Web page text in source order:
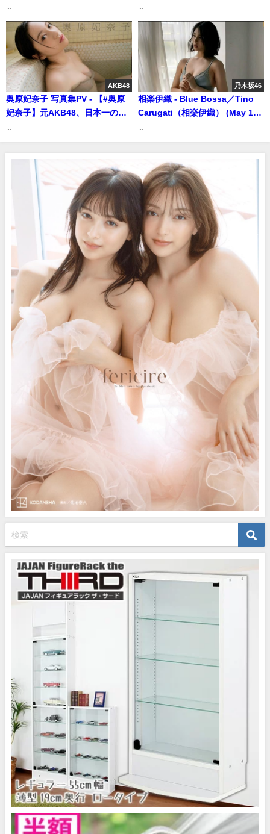
ーブさんより
ストップウォッチ10秒ピッタリ
で止められるか!? (May 02,
2026) | BOMB IDOL
CHANNEL【ボム編集部公式】さ
んより
AKB48
奥原妃奈子 写真集PV - 【#奥原
妃奈子】元AKB48、日本一のミ
OF MISS 2025」ファイナリスト
の初デジタル写真集『ひなこと
ば』が好評発売中！ Hinako
OKIHARA（2525/May/14） | 週
プレChannel【集英社 週刊プレ
イボーイ公式】さんより
乃木坂46
相楽伊織 - Blue Bossa／Tino
Carugati（相楽伊織） (May 17,
ーブさんより